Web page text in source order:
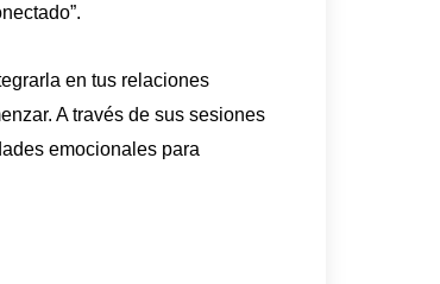
en tus relaciones
A través de sus sesiones
emocionales para